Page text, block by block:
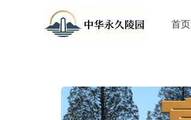
首页